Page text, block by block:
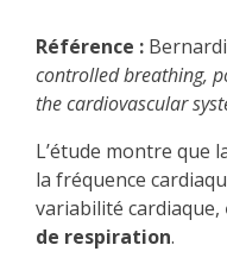
Référence :
controlled breathing,
the cardiovascular
L’étude montre que
la fréquence
variabilité cardiaque,
de respiration.